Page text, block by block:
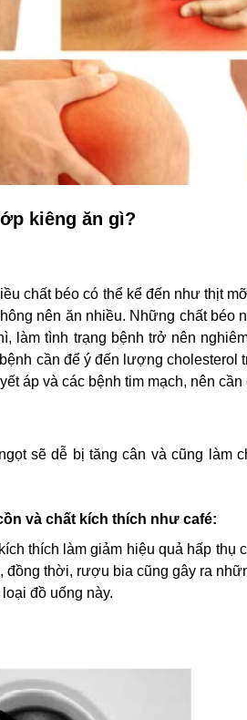
kiêng ăn gì?
chất béo có thể kể đến như thịt
nên ăn nhiều. Những chất
làm tình trạng bệnh trở nên
cần để ý đến lượng
áp và các bệnh tim mạch, nên
sẽ dễ bị tăng cân và cũng làm
và chất kích thích như café:
thích làm giảm hiệu quả hấp
thời, rượu bia cũng gây ra
đồ uống này.